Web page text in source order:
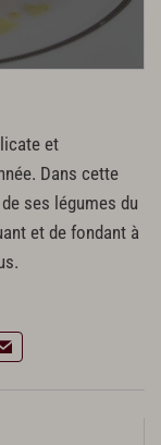
et
Dans cette
ses légumes du
et de fondant à